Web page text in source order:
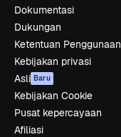
Dokumentasi
Dukungan
Ketentuan Penggunaan
Kebijakan privasi
Asli Baru
Kebijakan Cookie
Pusat kepercayaan
Afiliasi